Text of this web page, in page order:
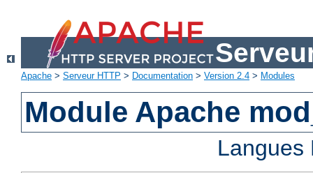
Apache > Serveur HTTP > Documentation > Version 2.4 > Modules
Module Apache